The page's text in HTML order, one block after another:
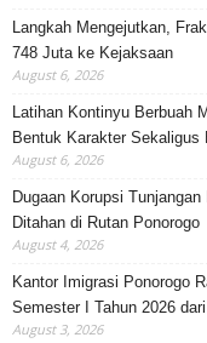
Langkah Mengejutkan,
748 Juta ke Kejaksaan
August 6, 2026
Latihan Kontinyu Berbuah
Bentuk Karakter Sekaligus
August 6, 2026
Dugaan Korupsi
Ditahan di Rutan Ponorogo
August 4, 2026
Kantor Imigrasi Ponorogo
Semester I Tahun 2026
August 3, 2026